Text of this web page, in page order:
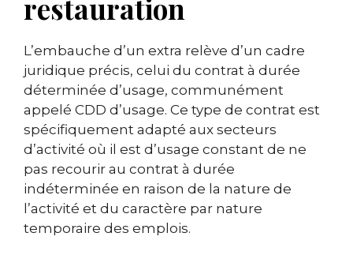
restauration
L’embauche d’un extra relève d’un cadre
juridique précis, celui du contrat à durée
déterminée d’usage, communément
appelé CDD d’usage. Ce type de contrat est
spécifiquement adapté aux secteurs
d’activité où il est d’usage constant de ne
pas recourir au contrat à durée
indéterminée en raison de la nature de
l’activité et du caractère par nature
temporaire des emplois.